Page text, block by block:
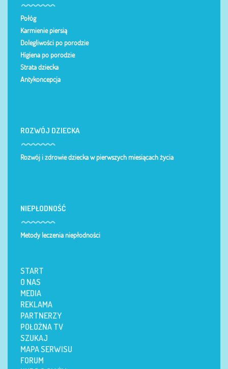
Połóg
Karmienie piersią
Dolegliwości po porodzie
Higiena po porodzie
Strata dziecka
Antykoncepcja
ROZWÓJ DZIECKA
Rozwój i zdrowie dziecka w pierwszych miesiącach życia
NIEPŁODNOŚĆ
Metody leczenia niepłodności
START
O NAS
MEDIA
REKLAMA
PARTNERZY
POŁOŻNA TV
SZUKAJ
MAPA SERWISU
FORUM